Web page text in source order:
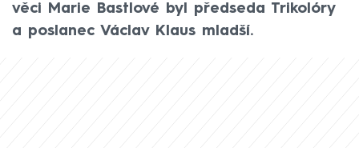
věci Marie Bastlové byl předseda Trikolóry
a poslanec Václav Klaus mladší.